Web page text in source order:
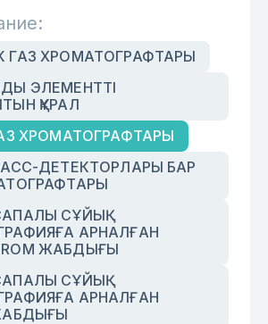
ГАЗ ХРОМАТОГРАФТАРЫ
ЭЛЕМЕНТТІ
ҚҰРАЛ
ХРОМАТОГРАФТАРЫ
ДЕТЕКТОРЛАРЫ БАР
СҰЙЫҚ
АРНАЛҒАН
ЖАБДЫҒЫ
СҰЙЫҚ
АРНАЛҒАН